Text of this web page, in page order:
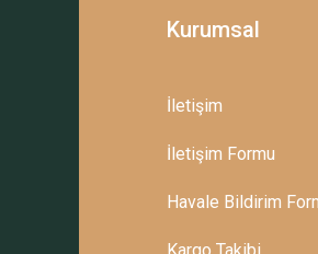
Gönder
Kurumsal
İletişim
İletişim Formu
Havale Bildirim